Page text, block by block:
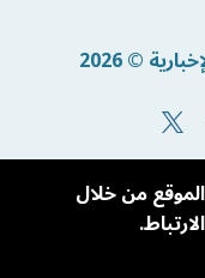
© 2026
من خلال